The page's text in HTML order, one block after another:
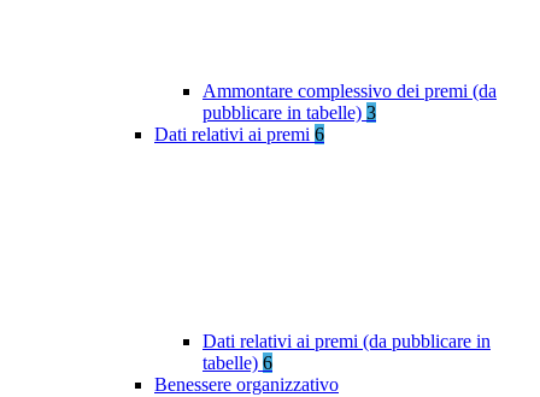
Ammontare complessivo dei premi (da
pubblicare in tabelle) 3
Dati relativi ai premi 6
Dati relativi ai premi (da pubblicare in
tabelle) 6
Benessere organizzativo